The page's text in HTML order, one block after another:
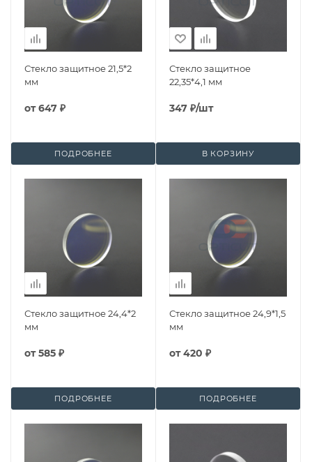
Стекло защитное 21,5*2
мм
от647 ₽
ПОДРОБНЕЕ
Стекло защитное
22,35*4,1 мм
347 ₽/шт
В КОРЗИНУ
Стекло защитное 24,4*2
мм
от585 ₽
ПОДРОБНЕЕ
Стекло защитное 24,9*1,5
мм
от420 ₽
ПОДРОБНЕЕ